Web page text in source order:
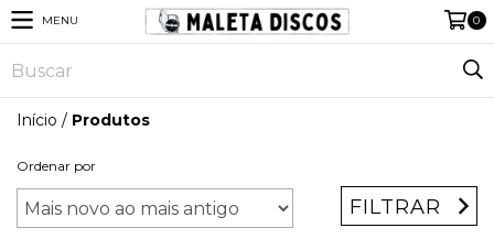
MENU 0
Início / Produtos
Ordenar por
FILTRAR